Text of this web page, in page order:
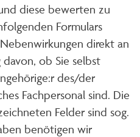
diese bewerten zu
Formulars
direkt an
ob Sie selbst
des/der
Fachpersonal sind. Die
Felder sind sog.
benötigen wir